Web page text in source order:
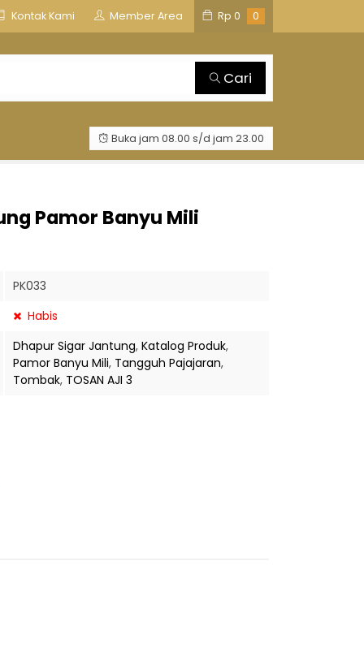
Kontak Kami Member Area Rp 0 0
TOSAN AJI GROUP
Cari
Buka jam 08.00 s/d jam 23.00
Pamor Banyu Mili
PK033
Habis
Dhapur Sigar Jantung, Katalog Produk,
Pamor Banyu Mili, Tangguh Pajajaran,
Tombak, TOSAN AJI 3